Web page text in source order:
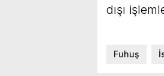
dışı
Fuhuş